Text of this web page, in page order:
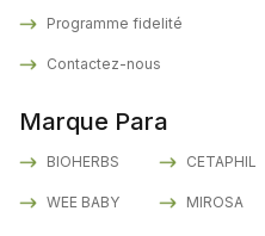
Programme fidelité
Contactez-nous
Marque Para
BIOHERBS
WEE BABY
CETAPHIL
MIROSA